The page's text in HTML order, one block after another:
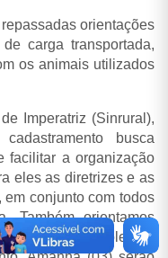
orientações
carga transportada,
os animais utilizados
Imperatriz (Sinrural),
busca
facilitar a organização
eles as diretrizes e as
conjunto com todos
Também orientamos
o controle das